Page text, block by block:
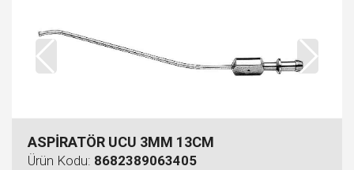
ASPİRATÖR UCU 3MM 13CM
Ürün Kodu: 8682389063405